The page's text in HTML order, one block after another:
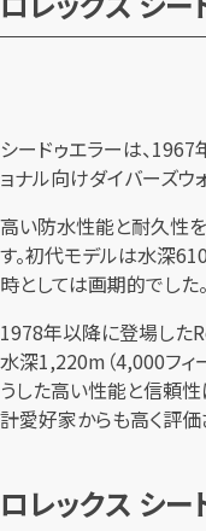
シードゥエラーは、
ョナル向けダイバーズウ
高い防水性能と耐久性
す。初代モデルは水深
時としては画期的でした。
1978年以降に登場した
水深1,220m（4,000フィ
うした高い性能と信頼
計愛好家からも高く評価
ロレックス シ